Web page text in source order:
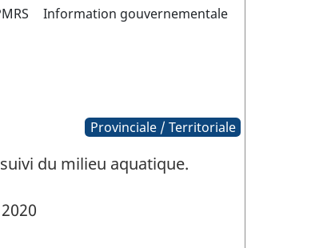
Information gouvernementale
Provinciale / Territoriale
du milieu aquatique.